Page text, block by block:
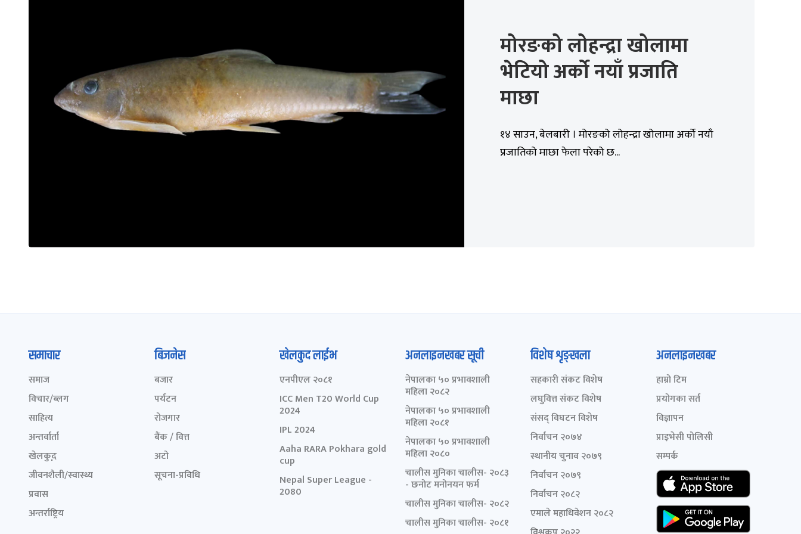
मोरङको लोहन्द्रा खोलामा
भेटियो अर्को नयाँ प्रजाति
माछा
१४ साउन, बेलबारी । मोरङको लोहन्द्रा खोलामा अर्को नयाँ
प्रजातिको माछा फेला परेको छ...
समाचार
समाज
विचार/ब्लग
साहित्य
अन्तर्वार्ता
खेलकुद़़
जीवनशैली/स्वास्थ्य
प्रवास
अन्तर्राष्ट्रिय
बिजनेस
बजार
पर्यटन
रोजगार
बैंक / वित्त
अटो
सूचना-प्रविधि
खेलकुद लाईभ
एनपीएल २०८१
ICC Men T20 World Cup
2024
IPL 2024
Aaha RARA Pokhara gold
cup
Nepal Super League -
2080
अनलाइनखबर सूची
नेपालका ५० प्रभावशाली
महिला २०८२
नेपालका ५० प्रभावशाली
महिला २०८१
नेपालका ५० प्रभावशाली
महिला २०८०
चालीस मुनिका चालीस- २०८३
- छनोट मनोनयन फर्म
चालीस मुनिका चालीस- २०८२
चालीस मुनिका चालीस- २०८१
विशेष शृङ्खला
सहकारी संकट विशेष
लघुवित्त संकट विशेष
संसद् विघटन विशेष
निर्वाचन २०७४
स्थानीय चुनाव २०७९
निर्वाचन २०७९
निर्वाचन २०८२
एमाले महाधिवेशन २०८२
अनलाइनखबर
हाम्रो टिम
प्रयोगका सर्त
विज्ञापन
प्राइभेसी पोलिसी
सम्पर्क